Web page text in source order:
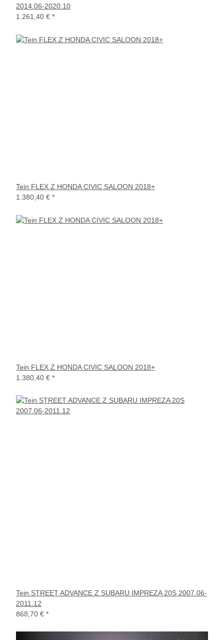
2014.06-2020.10
1.261,40 € *
Tein FLEX Z HONDA CIVIC SALOON 2018+
1.380,40 € *
Tein FLEX Z HONDA CIVIC SALOON 2018+
1.380,40 € *
Tein STREET ADVANCE Z SUBARU IMPREZA 20S 2007.06-
2011.12
868,70 € *